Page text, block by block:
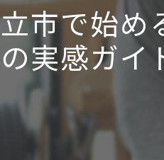
初
部
市で始
実感ガイ